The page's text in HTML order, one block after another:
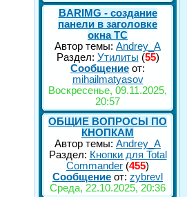
BARIMG - создание
панели в заголовке
окна TC
Автор темы: Andrey_A
Раздел: Утилиты (55)
Сообщение от:
mihailmatyasov
Воскресенье, 09.11.2025,
20:57
ОБЩИЕ ВОПРОСЫ ПО
КНОПКАМ
Автор темы: Andrey_A
Раздел: Кнопки для Total
Commander (455)
Сообщение от: zybrevl
Среда, 22.10.2025, 20:36